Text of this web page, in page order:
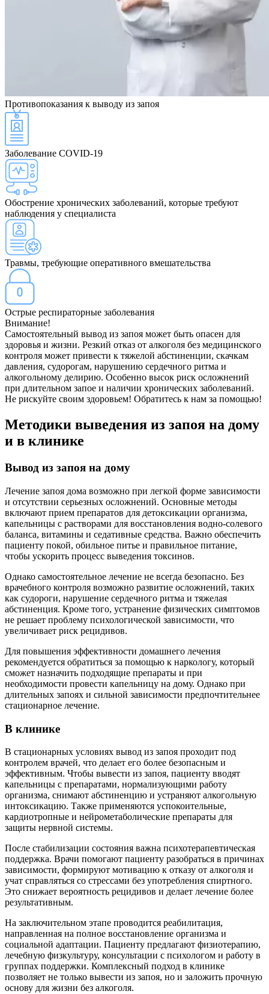
Противопоказания к выводу из запоя
Заболевание COVID-19
Обострение хронических заболеваний, которые требуют
наблюдения у специалиста
Травмы, требующие оперативного вмешательства
Острые респираторные заболевания
Внимание!
Самостоятельный вывод из запоя может быть опасен для
здоровья и жизни. Резкий отказ от алкоголя без медицинского
контроля может привести к тяжелой абстиненции, скачкам
давления, судорогам, нарушению сердечного ритма и
алкогольному делирию. Особенно высок риск осложнений
при длительном запое и наличии хронических заболеваний.
Не рискуйте своим здоровьем! Обратитесь к нам за помощью!
Методики выведения из запоя на дому
и в клинике
Вывод из запоя на дому
Лечение запоя дома возможно при легкой форме зависимости
и отсутствии серьезных осложнений. Основные методы
включают прием препаратов для детоксикации организма,
капельницы с растворами для восстановления водно-солевого
баланса, витамины и седативные средства. Важно обеспечить
пациенту покой, обильное питье и правильное питание,
чтобы ускорить процесс выведения токсинов.
Однако самостоятельное лечение не всегда безопасно. Без
врачебного контроля возможно развитие осложнений, таких
как судороги, нарушение сердечного ритма и тяжелая
абстиненция. Кроме того, устранение физических симптомов
не решает проблему психологической зависимости, что
увеличивает риск рецидивов.
Для повышения эффективности домашнего лечения
рекомендуется обратиться за помощью к наркологу, который
сможет назначить подходящие препараты и при
необходимости провести капельницу на дому. Однако при
длительных запоях и сильной зависимости предпочтительнее
стационарное лечение.
В клинике
В стационарных условиях вывод из запоя проходит под
контролем врачей, что делает его более безопасным и
эффективным. Чтобы вывести из запоя, пациенту вводят
капельницы с препаратами, нормализующими работу
организма, снимают абстиненцию и устраняют алкогольную
интоксикацию. Также применяются успокоительные,
кардиотропные и нейрометаболические препараты для
защиты нервной системы.
После стабилизации состояния важна психотерапевтическая
поддержка. Врачи помогают пациенту разобраться в причинах
зависимости, формируют мотивацию к отказу от алкоголя и
учат справляться со стрессами без употребления спиртного.
Это снижает вероятность рецидивов и делает лечение более
результативным.
На заключительном этапе проводится реабилитация,
направленная на полное восстановление организма и
социальной адаптации. Пациенту предлагают физиотерапию,
лечебную физкультуру, консультации с психологом и работу в
группах поддержки. Комплексный подход в клинике
позволяет не только вывести из запоя, но и заложить прочную
основу для жизни без алкоголя.